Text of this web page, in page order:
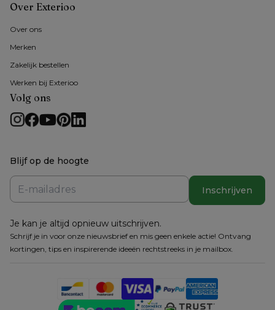
Over Exterioo
Over ons
Merken
Zakelijk bestellen
Werken bij Exterioo
Volg ons
Blijf op de hoogte
Inschrijven
Je kan je altijd opnieuw uitschrijven.
Schrijf je in voor onze nieuwsbrief en mis geen enkele actie! Ontvang
kortingen, tips en inspirerende ideeën rechtstreeks in je mailbox.